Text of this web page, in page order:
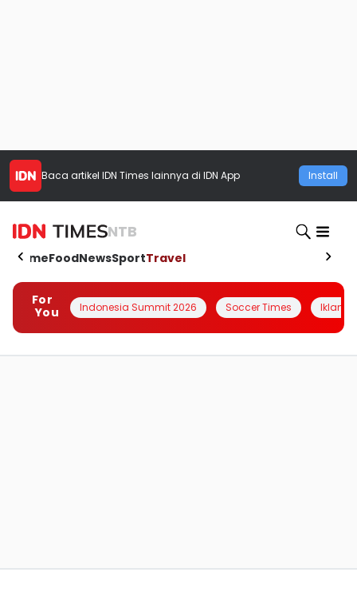
Baca artikel IDN Times lainnya di IDN App Install
NTB
HomeFoodNewsSportTravel
For
You
Indonesia Summit 2026 Soccer Times Iklanin